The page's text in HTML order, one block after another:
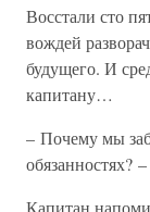
Восстали сто
вождей
будущего. И
капитану…
– Почему мы
обязанностях?
Капитан